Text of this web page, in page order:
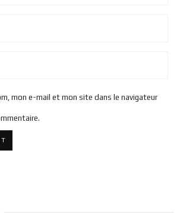
mon e-mail et mon site dans le navigateur